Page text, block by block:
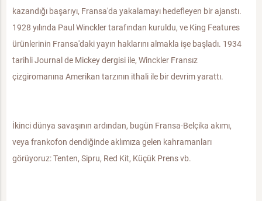
kazandığı başarıyı, Fransa'da yakalamayı hedefleyen bir ajanstı.
1928 yılında Paul Winckler tarafından kuruldu, ve King Features
ürünlerinin Fransa'daki yayın haklarını almakla işe başladı. 1934
tarihli Journal de Mickey dergisi ile, Winckler Fransız
çizgiromanına Amerikan tarzının ithali ile bir devrim yarattı.
İkinci dünya savaşının ardından, bugün Fransa-Belçika akımı,
veya frankofon dendiğinde aklımıza gelen kahramanları
görüyoruz: Tenten, Sipru, Red Kit, Küçük Prens vb.